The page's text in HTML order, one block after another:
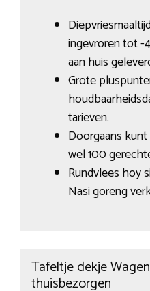
ingevroren tot -
aan huis
Grote
tarieven.
Doorgaans
wel 100
Rundvlees hoy
Nasi goreng
Tafeltje dekje
thuisbezorgen